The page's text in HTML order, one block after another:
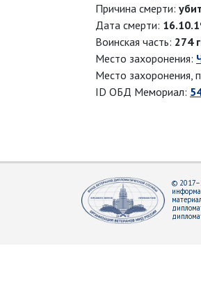
Причина смерти:
Дата смерти:
Воинская часть: 274
Место захоронения:
Место захоронения,
ID ОБД Мемориал:
©